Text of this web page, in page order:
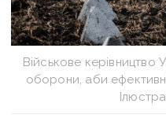
Військове керівництво
оборони, аби